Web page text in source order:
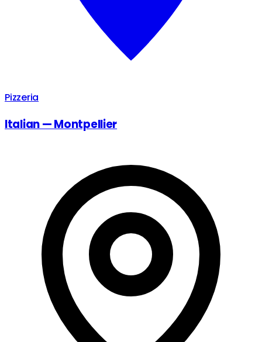
Pizzeria
Italian — Montpellier